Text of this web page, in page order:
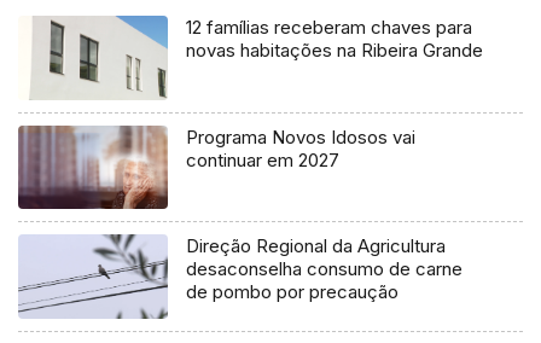
12 famílias receberam chaves para
novas habitações na Ribeira Grande
Programa Novos Idosos vai
continuar em 2027
Direção Regional da Agricultura
desaconselha consumo de carne
de pombo por precaução